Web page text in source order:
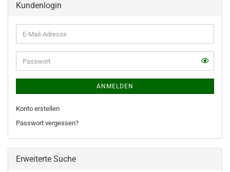
Kundenlogin
E-
Mail-
Adresse
ANMELDEN
Konto erstellen
Passwort vergessen?
Erweiterte Suche